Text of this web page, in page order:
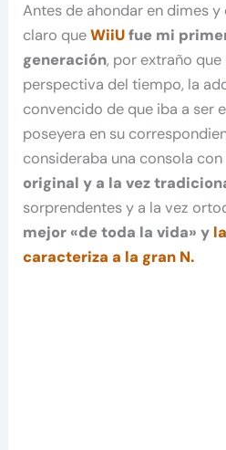
Antes de ahondar en dimes
claro queWiiUfue mi
generación, por extraño
perspectiva del tiempo, la
convencido de que iba a ser
poseyera en su
consideraba una consola con
original y a la vez
sorprendentes y a la vez
mejor «de toda la vida» y
caracteriza a la gran N.